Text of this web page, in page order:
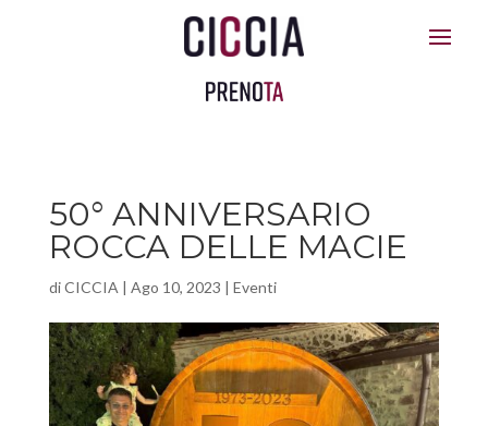
50° ANNIVERSARIO
ROCCA DELLE MACIE
diCICCIA | Ago 10, 2023 | Eventi